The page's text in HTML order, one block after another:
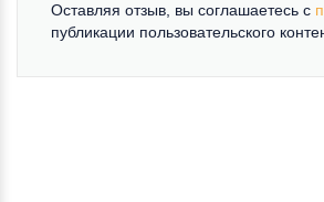
Оставляя отзыв, вы соглашаетесь c
публикации пользовательского